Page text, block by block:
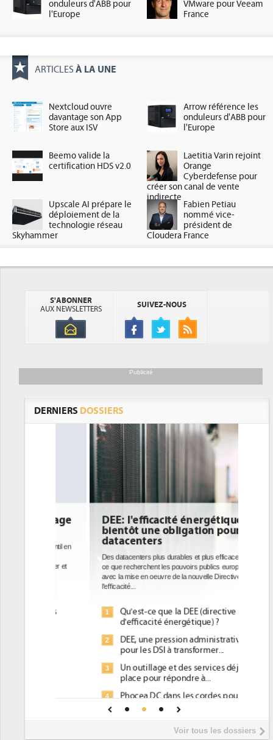
onduleurs d'ABB pour
l'Europe
VMware pour Veeam
France
ARTICLES À LA UNE
Nextcloud ouvre
davantage son App
Store aux ISV
Arrow référence les
onduleurs d'ABB pour
l'Europe
Beemo valide la
certification HDS v2.0
Laetitia Varin rejoint
Orange
Cyberdefense pour
créer son canal de vente
indirecte
Upscale AI prépare le
déploiement de la
technologie réseau
Skyhammer
Fabien Petiau
nommé vice-
président de
Cloudera France
S'ABONNER
AUX NEWSLETTERS
SUIVEZ-NOUS
Publicité
DERNIERS DOSSIERS
DEE: l'efficacité énergétique
bientôt une obligation pour les
datacenters
Des datacenters plus durables et plus efficaces, c'est
ce que recherchent les pouvoirs publics européens
avec la mise en oeuvre de la nouvelle Directive sur
Qu'est-ce que la DEE (directive
d'efficacité énergétique) ?
DEE, une pression administrative
pour les DSI à transformer...
Un outillage et des services déjà en
place pour répondre à...
Phocea DC dans les cordes pour la
Interview de Fabrice Coquio,
président de Digital Realty...Voir tous les dossiers